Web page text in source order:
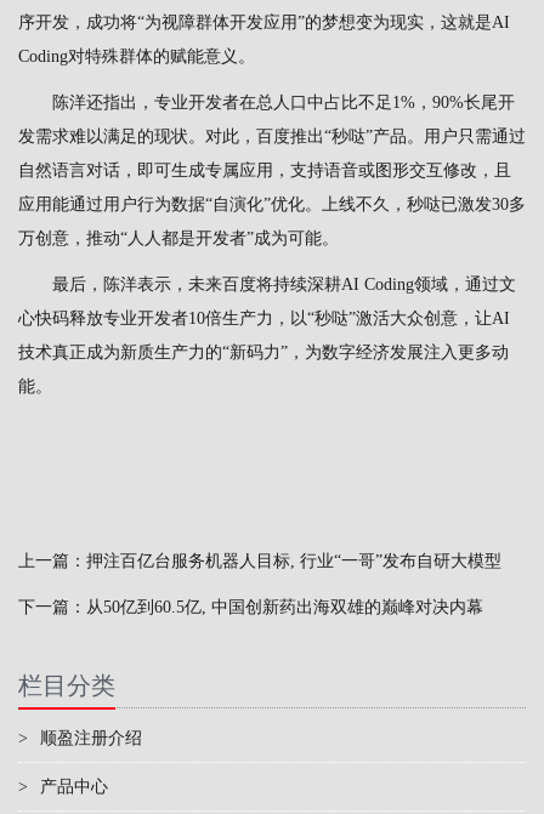
序开发，成功将“为视障群体开发应用”的梦想变为现实，这就是AI
Coding对特殊群体的赋能意义。
陈洋还指出，专业开发者在总人口中占比不足1%，90%长尾开
发需求难以满足的现状。对此，百度推出“秒哒”产品。用户只需通过
自然语言对话，即可生成专属应用，支持语音或图形交互修改，且
应用能通过用户行为数据“自演化”优化。上线不久，秒哒已激发30多
万创意，推动“人人都是开发者”成为可能。
最后，陈洋表示，未来百度将持续深耕AI Coding领域，通过文
心快码释放专业开发者10倍生产力，以“秒哒”激活大众创意，让AI
技术真正成为新质生产力的“新码力”，为数字经济发展注入更多动
能。
上一篇： 押注百亿台服务机器人目标, 行业“一哥”发布自研大模型
下一篇： 从50亿到60.5亿, 中国创新药出海双雄的巅峰对决内幕
栏目分类
> 顺盈注册介绍
> 产品中心